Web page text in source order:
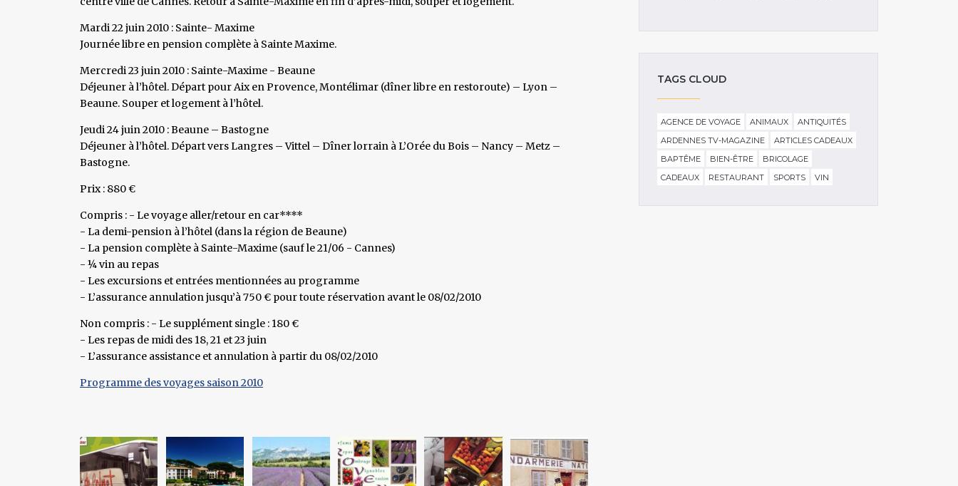
Mardi 22 juin 2010 : Sainte- Maxime
Journée libre en pension complète à Sainte Maxime.
Mercredi 23 juin 2010 : Sainte-Maxime - Beaune
Déjeuner à l’hôtel. Départ pour Aix en Provence, Montélimar (dîner libre en restoroute) – Lyon –
Beaune. Souper et logement à l’hôtel.
Jeudi 24 juin 2010 : Beaune – Bastogne
Déjeuner à l’hôtel. Départ vers Langres – Vittel – Dîner lorrain à L’Orée du Bois – Nancy – Metz –
Bastogne.
Prix : 880 €
Compris : - Le voyage aller/retour en car****
- La demi-pension à l’hôtel (dans la région de Beaune)
- La pension complète à Sainte-Maxime (sauf le 21/06 - Cannes)
- ¼ vin au repas
- Les excursions et entrées mentionnées au programme
- L’assurance annulation jusqu’à 750 € pour toute réservation avant le 08/02/2010
Non compris : - Le supplément single : 180 €
- Les repas de midi des 18, 21 et 23 juin
- L’assurance assistance et annulation à partir du 08/02/2010
Programme des voyages saison 2010
TAGS CLOUD
AGENCE DE VOYAGE ANIMAUX
ANTIQUITÉS
ARDENNES TV-MAGAZINE
ARTICLES CADEAUX
BAPTÊME
BIEN-ÊTRE
BRICOLAGE
CADEAUX
RESTAURANT SPORTS VIN